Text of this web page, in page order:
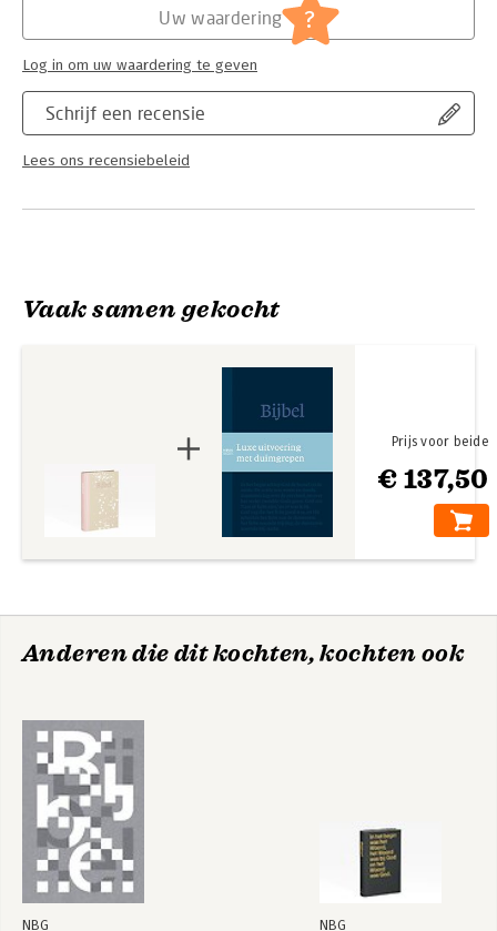
Schrijf een recensie
Lees ons recensiebeleid
Uw waardering ?
Log in om uw waardering te geven
Vaak samen gekocht
€ 137,50
Prijs voor beide
Anderen die dit kochten, kochten ook
NBG NBG